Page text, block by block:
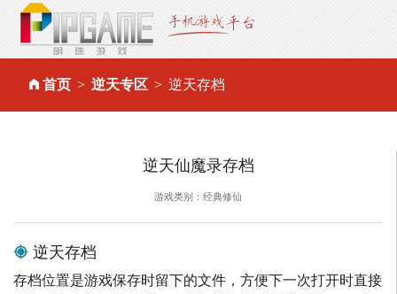
首页 逆天专区 逆天存档
逆天仙魔录存档
游戏类别：经典修仙
逆天存档
存档位置是游戏保存时留下的文件，方便下一次打开时直接